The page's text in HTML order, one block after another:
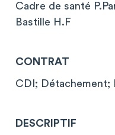
Cadre de santé
Bastille H.F
CONTRAT
CDI; Détachement;
DESCRIPTIF